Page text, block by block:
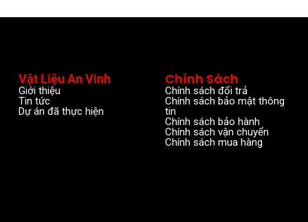
Vật Liệu An Vinh
Giới thiệu
Tin tức
Dự án đã thực hiện
Chính Sách
Chính sách đổi trả
Chính sách bảo mật thông
tin
Chính sách bảo hành
Chính sách vận chuyển
Chính sách mua hàng